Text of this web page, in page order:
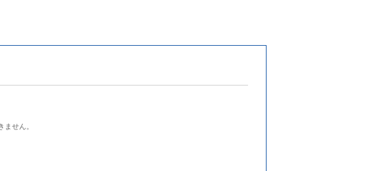
せん。